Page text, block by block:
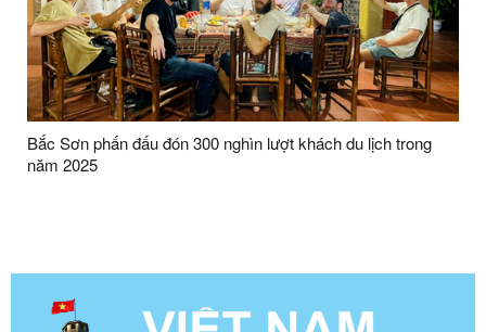
Bắc Sơn phấn đấu đón 300 nghìn lượt khách du lịch trong
năm 2025